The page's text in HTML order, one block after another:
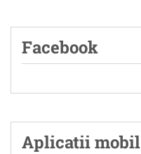
Facebook
Aplicatii mobil